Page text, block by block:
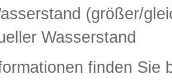
(größer/
Wasserstand
finden Sie